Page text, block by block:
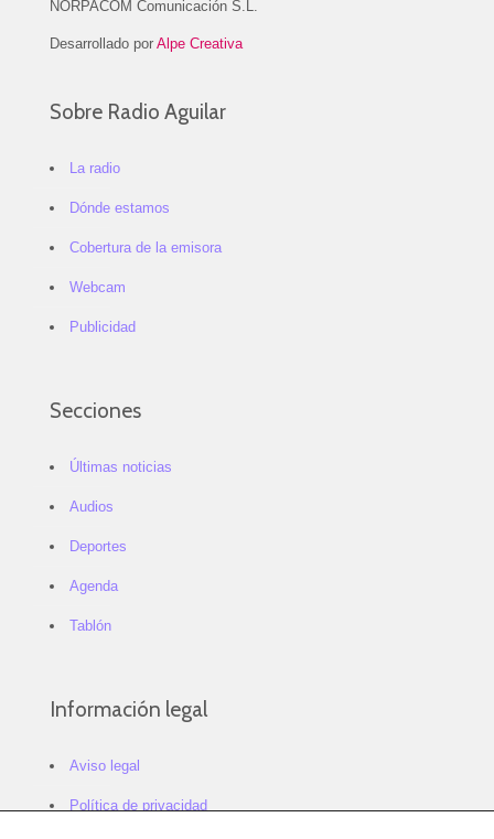
NORPACOM Comunicación S.L.
Desarrollado por Alpe Creativa
Sobre Radio Aguilar
La radio
Dónde estamos
Cobertura de la emisora
Webcam
Publicidad
Secciones
Últimas noticias
Audios
Deportes
Agenda
Tablón
Información legal
Aviso legal
Política de privacidad